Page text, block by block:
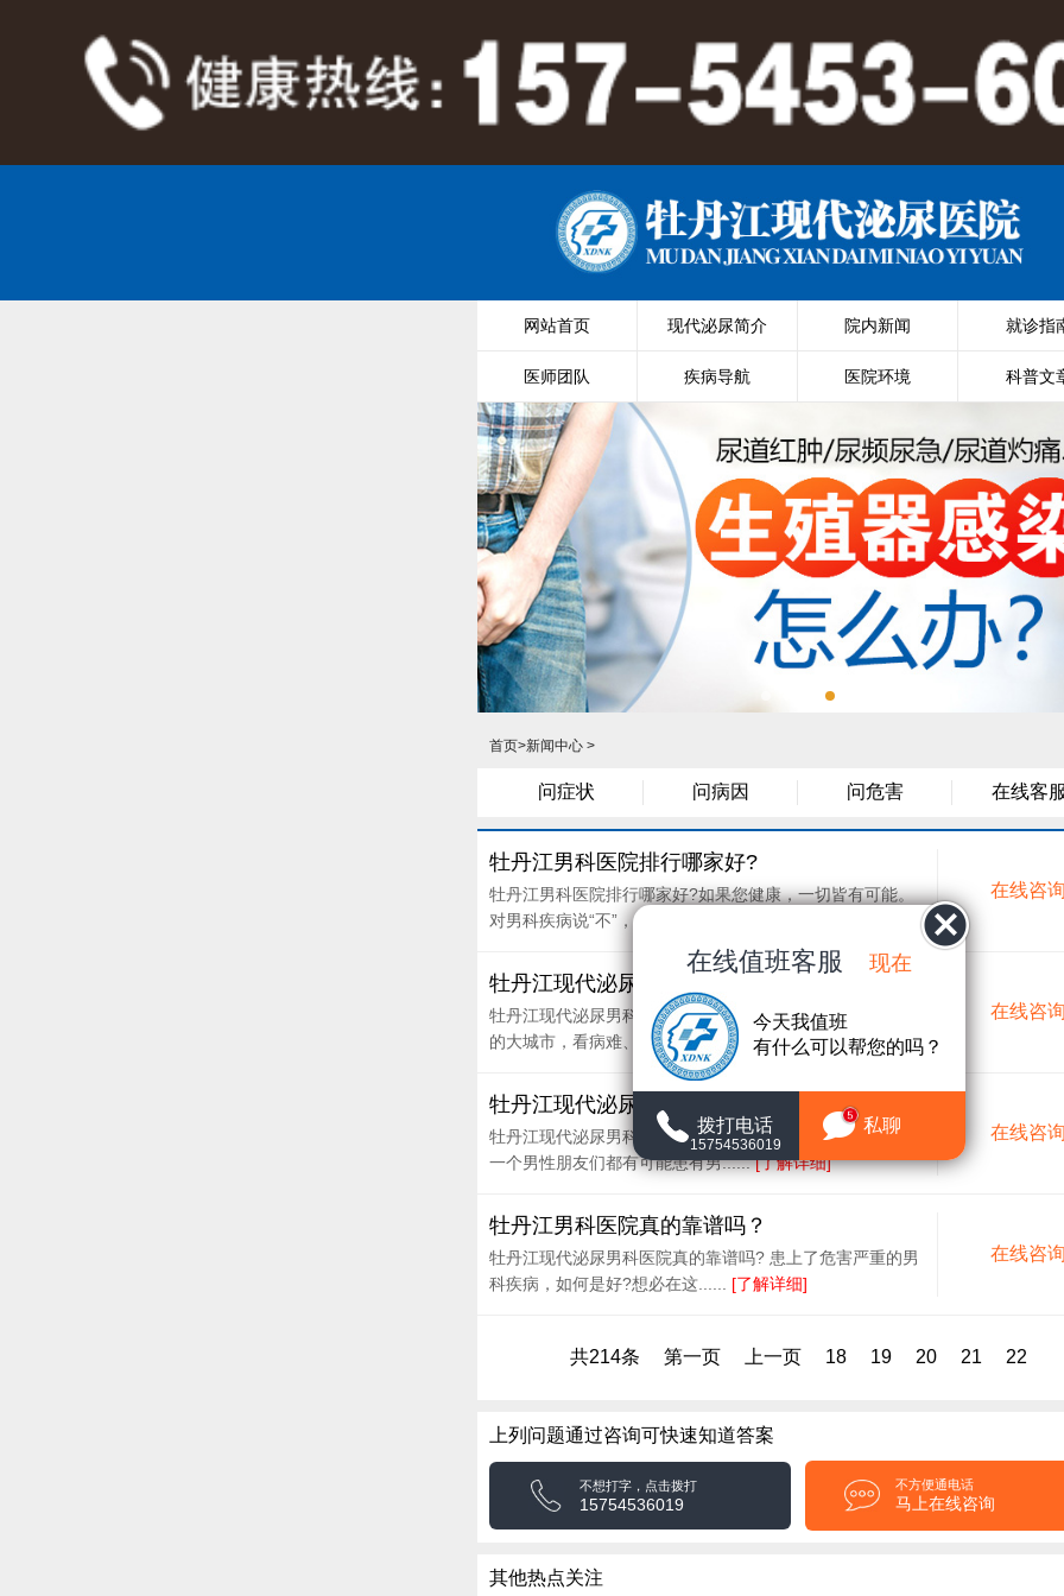
网站首页 现代泌尿简介 院内新闻 就诊指
医师团队 疾病导航 医院环境 科普文
首页>新闻中心 >
问症状 问病因 问危害 在线客
牡丹江男科医院排行哪家好?
牡丹江男科医院排行哪家好?如果您健康，一切皆有可能。
对男科疾病说“不”，这是寻......
在线咨
牡丹江现代泌尿男科医院治疗男科怎么样?
牡丹江现代泌尿男科医院治疗男科怎么样?特别在人口稠密
的大城市，看病难、看病贵的问......[了解详细]
在线咨
牡丹江现代泌尿男科医院值得信赖吗？
牡丹江现代泌尿男科医院值得信赖吗?正规百信信赖其实每
一个男性朋友们都有可能患有男......[了解详细]
在线咨
牡丹江男科医院真的靠谱吗？
牡丹江现代泌尿男科医院真的靠谱吗? 患上了危害严重的男
科疾病，如何是好?想必在这...... [了解详细]
在线咨
共214条 第一页 上一页 18 19 20 21 22
上列问题通过咨询可快速知道答案
不想打字，点击拨打
15754536019
不方便通电话
马上在线咨询
其他热点关注
在线值班客服 现在
今天我值班
有什么可以帮您的吗？
拨打电话
15754536019
5 私聊